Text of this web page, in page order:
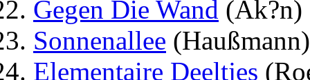
Gegen Die Wand (Ak?n)
Sonnenallee (Haußmann)
Elementaire Deeltjes